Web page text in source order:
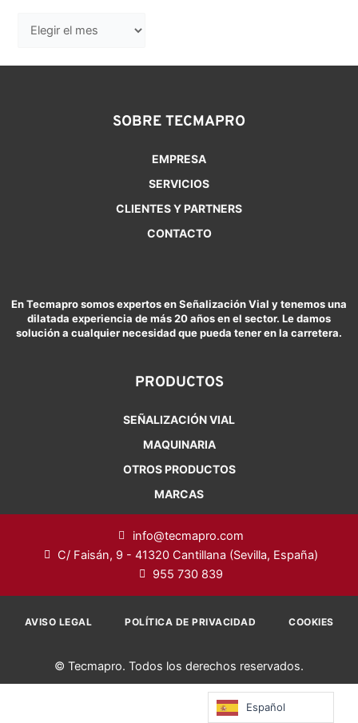
SOBRE TECMAPRO
EMPRESA
SERVICIOS
CLIENTES Y PARTNERS
CONTACTO
En Tecmapro somos expertos en Señalización Vial y tenemos una
dilatada experiencia de más 20 años en el sector. Le damos
solución a cualquier necesidad que pueda tener en la carretera.
PRODUCTOS
SEÑALIZACIÓN VIAL
MAQUINARIA
OTROS PRODUCTOS
MARCAS
info@tecmapro.com
C/ Faisán, 9 - 41320 Cantillana (Sevilla, España)
955 730 839
© Tecmapro. Todos los derechos reservados.
AVISO LEGAL POLÍTICA DE PRIVACIDAD COOKIES
Español